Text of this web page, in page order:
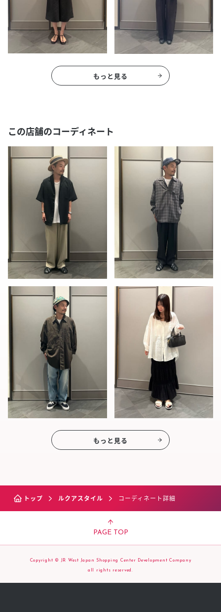
もっと見る
この店舗のコーディネート
もっと見る
トップ ルクアスタイル コーディネート詳細
PAGE TOP
Copyright © JR West Japan Shopping Center Development Company
all rights reserved.